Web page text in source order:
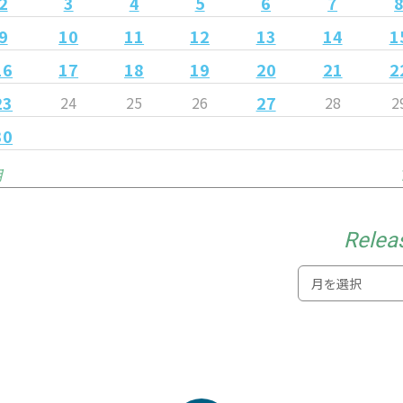
10 11 12 13 14
17 18 19 20 21
24 25 26 27 28